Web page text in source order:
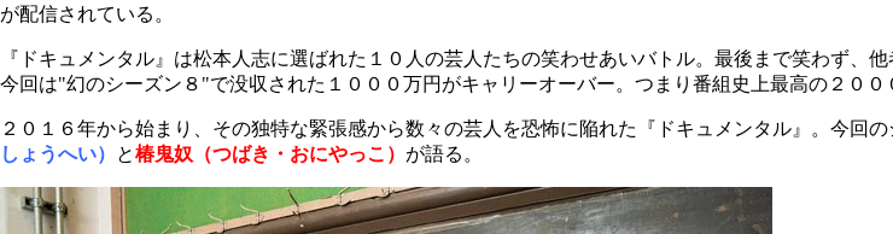
が配信されている。
『ドキュメンタル』は松本人志に選ばれた１０人の芸人たちの笑わせあいバトル。最後まで笑わず
今回は"幻のシーズン８"で没収された１０００万円がキャリーオーバー。つまり番組史上最高の２０
２０１６年から始まり、その独特な緊張感から数々の芸人を恐怖に陥れた『ドキュメンタル』。今回
しょうへい）
と椿鬼奴（つばき・おにやっこ） が語る。